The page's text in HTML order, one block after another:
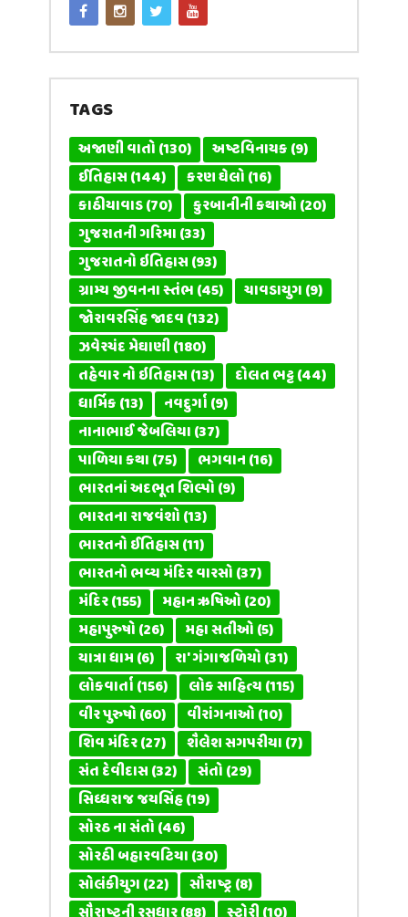
TAGS
અજાણી વાતો(130) અષ્ટવિનાયક(9)
ઈતિહાસ(144) કરણ ઘેલો(16)
કાઠીયાવાડ(70) કુરબાનીની કથાઓ(20)
ગુજરાતની ગરિમા(33)
ગુજરાતનો ઇતિહાસ(93)
ગ્રામ્ય જીવનના સ્તંભ(45) ચાવડાયુગ(9)
જોરાવરસિંહ જાદવ(132)
ઝવેરચંદ મેઘાણી(180)
તહેવાર નો ઇતિહાસ(13) દોલત ભટ્ટ(44)
ધાર્મિક(13) નવદુર્ગા(9)
નાનાભાઈ જેબલિયા(37)
પાળિયા કથા(75) ભગવાન(16)
ભારતનાં અદભૂત શિલ્પો(9)
ભારતના રાજવંશો(13)
ભારતનો ઈતિહાસ(11)
ભારતનો ભવ્ય મંદિર વારસો(37)
મંદિર(155) મહાન ઋષિઓ(20)
મહાપુરુષો(26) મહા સતીઓ(5)
યાત્રા ધામ(6) રા' ગંગાજળિયો(31)
લોકવાર્તા(156) લોક સાહિત્ય(115)
વીર પુરુષો(60) વીરાંગનાઓ(10)
શિવ મંદિર(27) શૈલેશ સગપરીયા(7)
સંત દેવીદાસ(32) સંતો(29)
સિધ્ધરાજ જયસિંહ(19)
સોરઠ ના સંતો(46)
સોરઠી બહારવટિયા(30)
સોલંકીયુગ(22) સૌરાષ્ટ્ર(8)